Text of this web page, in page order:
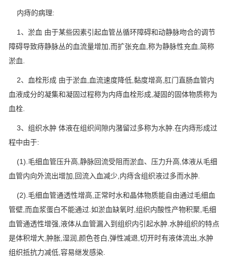
内痔的病理:
1、淤血 由于某些因素引起血管丛循环障碍和动静脉吻合的调节
障碍导致痔静脉丛的血流量增加,而扩张充血,称为静脉性充血,简称
淤血.
2、血栓形成 由于淤血,血流速度降低,黏度增高,肛门直肠血管内
血液成分的凝集和凝固过程称为内痔血栓形成,凝固的固体物质称为
血栓.
3、组织水肿 体液在组织间隙内潴留过多称为水肿.在内痔形成过
程中由于:
(1).毛细血管压升高,静脉回流受阻而淤血、压力升高,体液从毛细
血管内向外流出增加,回流入血减少,内痔含组织液过多而水肿.
(2).毛细血管通透性增高,正常时水和晶体物质能自由通过毛细血
管壁,而血浆蛋白不能通过.如淤血缺氧时,组织内酸性产物积聚,毛细
血管通透性增强,液体从血管漏入到组织内引起水肿.水肿组织的特点
是体积增大,肿胀,湿润,颜色苍白,弹性减退,切开时有液体流出,水肿
组织抵抗力减低,容易继发感染.